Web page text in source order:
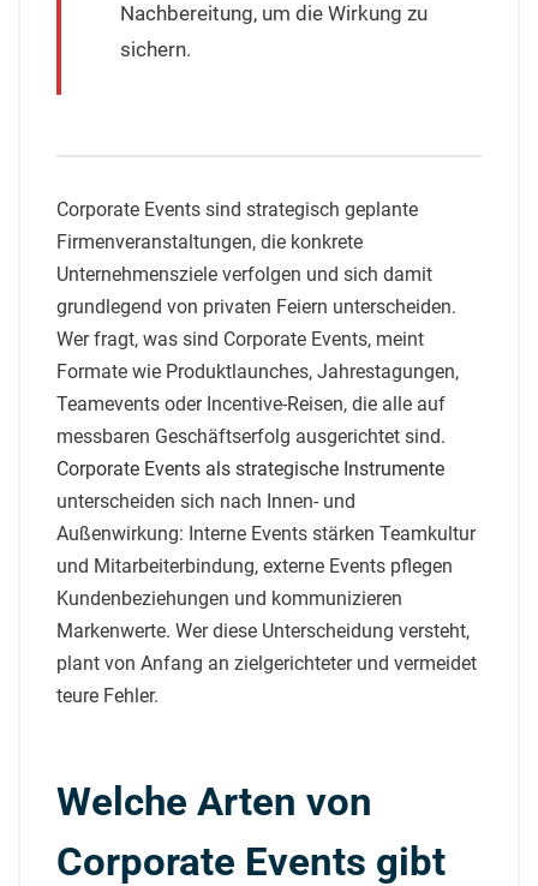
Nachbereitung, um die Wirkung zu
sichern.
Corporate Events sind strategisch geplante
Firmenveranstaltungen, die konkrete
Unternehmensziele verfolgen und sich damit
grundlegend von privaten Feiern unterscheiden.
Wer fragt, was sind Corporate Events, meint
Formate wie Produktlaunches, Jahrestagungen,
Teamevents oder Incentive-Reisen, die alle auf
messbaren Geschäftserfolg ausgerichtet sind.
Corporate Events als strategische Instrumente
unterscheiden sich nach Innen- und
Außenwirkung: Interne Events stärken Teamkultur
und Mitarbeiterbindung, externe Events pflegen
Kundenbeziehungen und kommunizieren
Markenwerte. Wer diese Unterscheidung versteht,
plant von Anfang an zielgerichteter und vermeidet
teure Fehler.
Welche Arten von
Corporate Events gibt